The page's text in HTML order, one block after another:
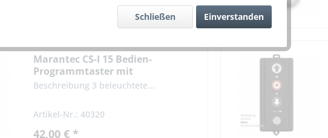
Marantec CS-I 15 Bedien-
Programmtaster mit
Schlüsselschalter
Beschreibung 3 beleuchtete...
Artikel-Nr.: 40320
42,00 € *
Einverstanden
Schließen